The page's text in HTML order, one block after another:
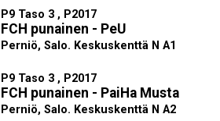
P9 Taso 3 , P2017
FCH punainen - PeU
Perniö, Salo. Keskuskenttä N A1
P9 Taso 3 , P2017
FCH punainen - PaiHa Musta
Perniö, Salo. Keskuskenttä N A2